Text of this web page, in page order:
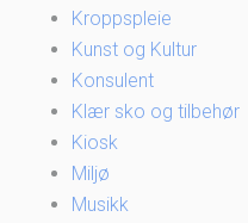
Kroppspleie
Kunst og Kultur
Konsulent
Klær sko og tilbehør
Kiosk
Miljø
Musikk